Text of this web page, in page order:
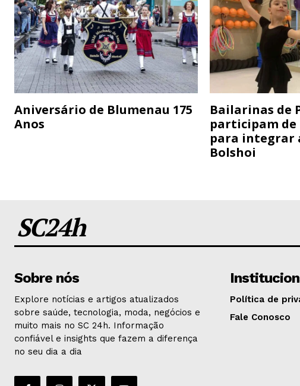
Aniversário de Blumenau 175
Anos
Bailarinas de
participam de
para integrar
Bolshoi
SC24h
Sobre nós
Explore notícias e artigos atualizados
sobre saúde, tecnologia, moda, negócios e
muito mais no SC 24h. Informação
confiável e insights que fazem a diferença
no seu dia a dia
Política de
Fale Conosco